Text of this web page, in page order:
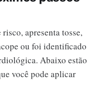
apresenta tosse,
ou foi identificado
Abaixo estão
você pode aplicar